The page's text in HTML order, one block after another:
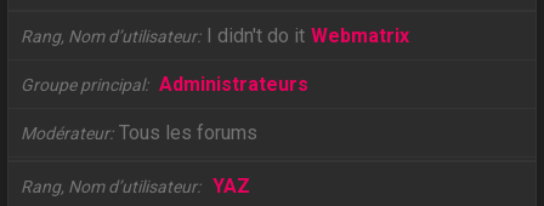
Rang, Nom d’utilisateur I didn't do it Webmatrix
Groupe principal Administrateurs
Modérateur Tous les forums
Rang, Nom d’utilisateur YAZ